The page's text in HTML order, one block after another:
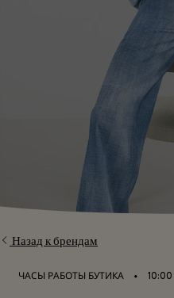
Назад к брендам
ЧАСЫ РАБОТЫ БУТИКА ⬩